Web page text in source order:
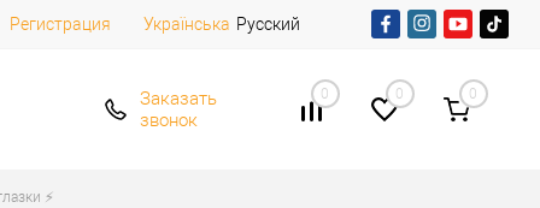
Регистрация Українська Русский
Заказать
звонок
0 0 0
⚡️